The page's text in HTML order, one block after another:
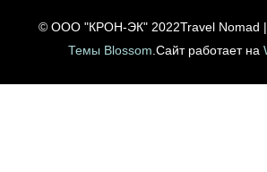
© ООО "КРОН-ЭК" 2022Travel Nomad
Темы Blossom .Сайт работает на